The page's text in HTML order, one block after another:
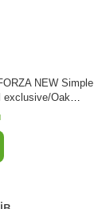
NEW Simple
exclusive/Оak